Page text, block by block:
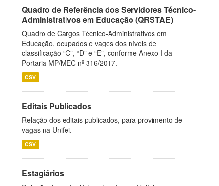
Quadro de Referência dos Servidores Técnico-
Administrativos em Educação (QRSTAE)
Quadro de Cargos Técnico-Administrativos em
Educação, ocupados e vagos dos níveis de
classificação “C”, “D” e “E”, conforme Anexo I da
Portaria MP/MEC nº 316/2017.
CSV
Editais Publicados
Relação dos editais publicados, para provimento de
vagas na Unifei.
CSV
Estagiários